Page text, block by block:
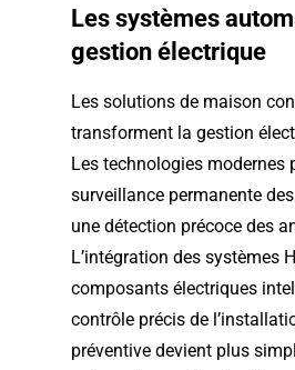
Les systèmes
gestion électrique
Les solutions de maison
transforment la gestion
Les technologies modernes
surveillance permanente
une détection précoce des
L’intégration des systèmes
composants électriques
contrôle précis de
préventive devient plus